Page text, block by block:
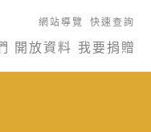
網站導覽 快速查詢
開放資料 我要捐贈